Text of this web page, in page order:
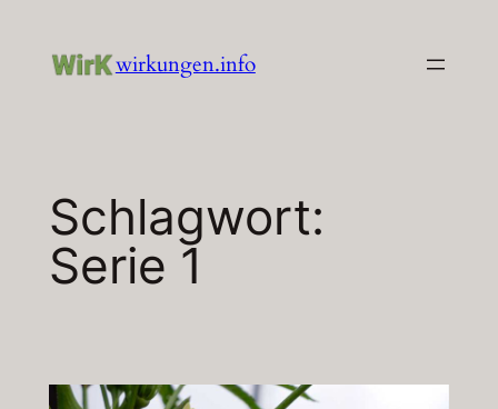
Inhalt
wirkungen.info
Schlagwort:
Serie 1